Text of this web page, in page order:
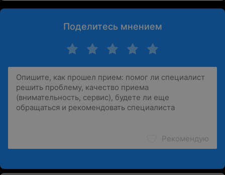
Поделитесь мнением
Рекомендую